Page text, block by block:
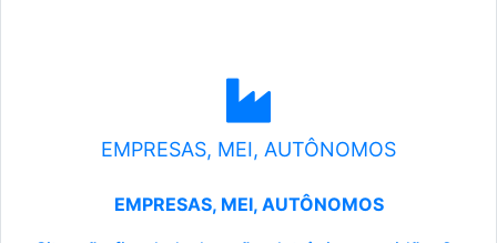
EMPRESAS, MEI, AUTÔNOMOS
EMPRESAS, MEI, AUTÔNOMOS